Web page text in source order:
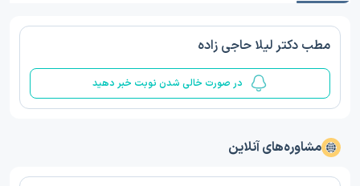
مطب دکتر لیلا حاجی زاده
در صورت خالی شدن نوبت خبر دهید
مشاوره‌های آنلاین